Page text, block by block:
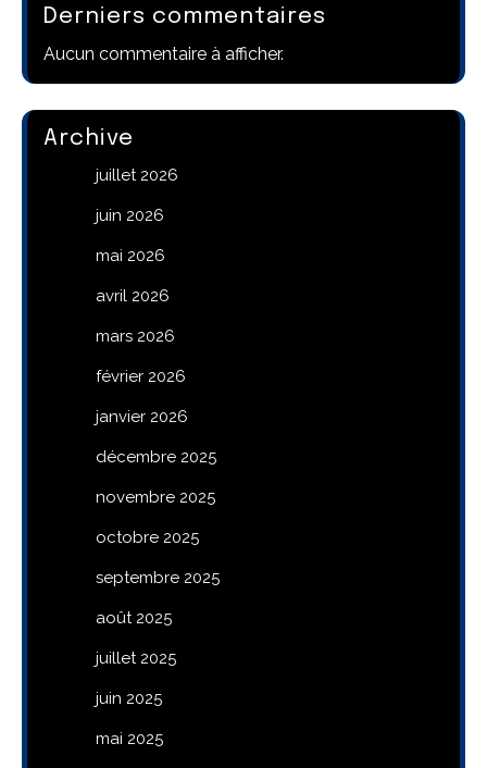
Derniers commentaires
Aucun commentaire à afficher.
Archive
juillet 2026
juin 2026
mai 2026
avril 2026
mars 2026
février 2026
janvier 2026
décembre 2025
novembre 2025
octobre 2025
septembre 2025
août 2025
juillet 2025
juin 2025
mai 2025